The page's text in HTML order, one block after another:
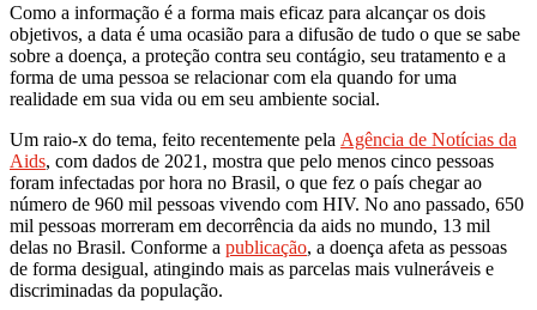
Como a informação é a forma mais eficaz para alcançar os dois
objetivos, a data é uma ocasião para a difusão de tudo o que se sabe
sobre a doença, a proteção contra seu contágio, seu tratamento e a
forma de uma pessoa se relacionar com ela quando for uma
realidade em sua vida ou em seu ambiente social.
Um raio-x do tema, feito recentemente pela Agência de Notícias da
Aids, com dados de 2021, mostra que pelo menos cinco pessoas
foram infectadas por hora no Brasil, o que fez o país chegar ao
número de 960 mil pessoas vivendo com HIV. No ano passado, 650
mil pessoas morreram em decorrência da aids no mundo, 13 mil
delas no Brasil. Conforme a publicação, a doença afeta as pessoas
de forma desigual, atingindo mais as parcelas mais vulneráveis e
discriminadas da população.